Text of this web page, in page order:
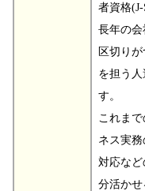
者資格
長年の
区切り
を担う
す。
これま
ネス実
対応な
分活かせ